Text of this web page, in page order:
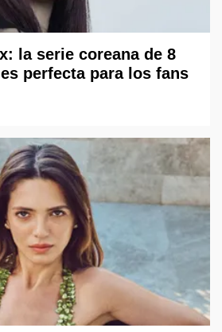
la serie coreana de 8
perfecta para los fans